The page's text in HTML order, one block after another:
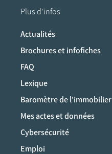
Plus d'infos
Actualités
Brochures et infofiches
FAQ
Lexique
Baromètre de l'immobilier
Mes actes et données
Cybersécurité
Emploi